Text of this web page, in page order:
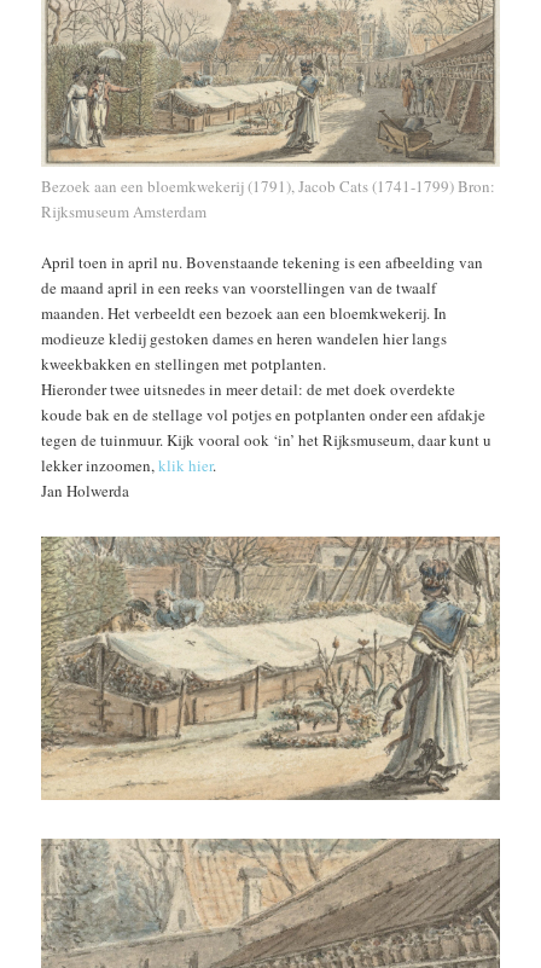
Bezoek aan een bloemkwekerij (1791), Jacob Cats (1741-1799) Bron:
Rijksmuseum Amsterdam
April toen in april nu. Bovenstaande tekening is een afbeelding van
de maand april in een reeks van voorstellingen van de twaalf
maanden. Het verbeeldt een bezoek aan een bloemkwekerij. In
modieuze kledij gestoken dames en heren wandelen hier langs
kweekbakken en stellingen met potplanten.
Hieronder twee uitsnedes in meer detail: de met doek overdekte
koude bak en de stellage vol potjes en potplanten onder een afdakje
tegen de tuinmuur. Kijk vooral ook ‘in’ het Rijksmuseum, daar kunt u
lekker inzoomen,klik hier.
Jan Holwerda